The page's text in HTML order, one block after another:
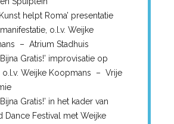
helpt Roma’ presentatie
o.l.v. Weijke
– Atrium Stadhuis
Gratis!’ improvisatie op
o.l.v. Weijke Koopmans – Vrije
Gratis!’ in het kader van
Dance Festival met Weijke